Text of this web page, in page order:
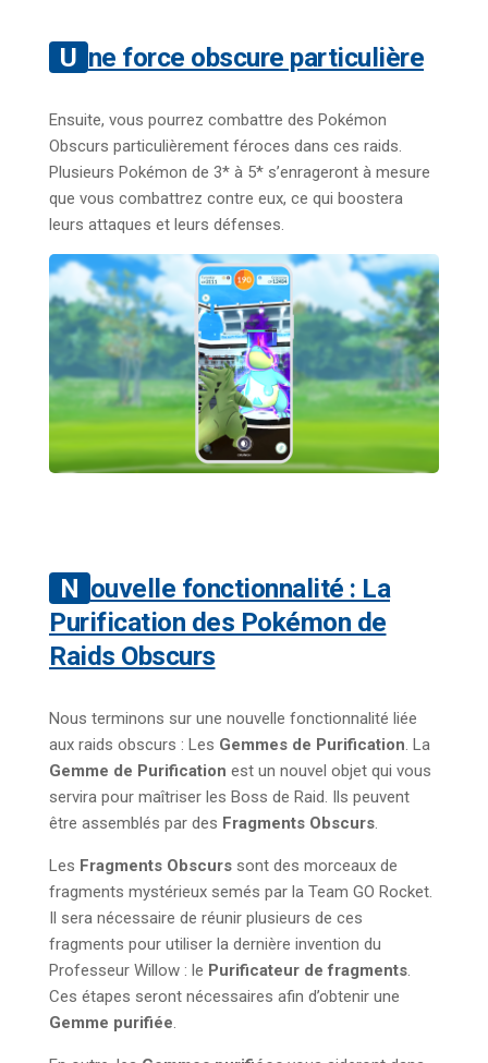
Une force obscure particulière
Ensuite, vous pourrez combattre des Pokémon
Obscurs particulièrement féroces dans ces raids.
Plusieurs Pokémon de 3* à 5* s’enrageront à mesure
que vous combattrez contre eux, ce qui boostera
leurs attaques et leurs défenses.
Nouvelle fonctionnalité : La
Purification des Pokémon de
Raids Obscurs
Nous terminons sur une nouvelle fonctionnalité liée
aux raids obscurs : Les Gemmes de Purification. La
Gemme de Purification est un nouvel objet qui vous
servira pour maîtriser les Boss de Raid. Ils peuvent
être assemblés par des Fragments Obscurs.
Les Fragments Obscurs sont des morceaux de
fragments mystérieux semés par la Team GO Rocket.
Il sera nécessaire de réunir plusieurs de ces
fragments pour utiliser la dernière invention du
Professeur Willow : le Purificateur de fragments.
Ces étapes seront nécessaires afin d’obtenir une
Gemme purifiée.